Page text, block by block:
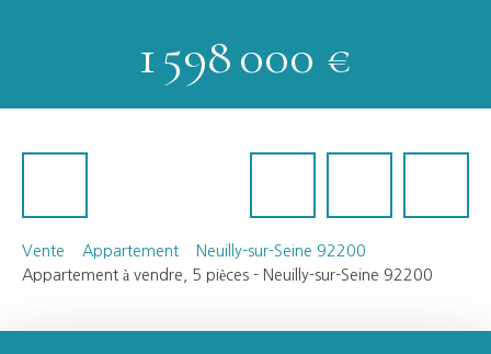
1 598 000 €
Vente Appartement
Neuilly-sur-Seine 92200
Appartement à vendre, 5 pièces - Neuilly-sur-Seine 92200